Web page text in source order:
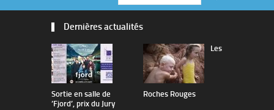
Dernières actualités
Sortie en salle de
’Fjord’, prix du Jury
Les
Roches Rouges